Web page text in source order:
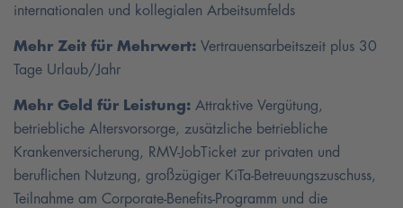
internationalen und kollegialen Arbeitsumfelds
Mehr Zeit für Mehrwert: Vertrauensarbeitszeit plus 30
Tage Urlaub/Jahr
Mehr Geld für Leistung: Attraktive Vergütung,
betriebliche Altersvorsorge, zusätzliche betriebliche
Krankenversicherung, RMV-JobTicket zur privaten und
beruflichen Nutzung, großzügiger KiTa-Betreuungszuschuss,
Teilnahme am Corporate-Benefits-Programm und die